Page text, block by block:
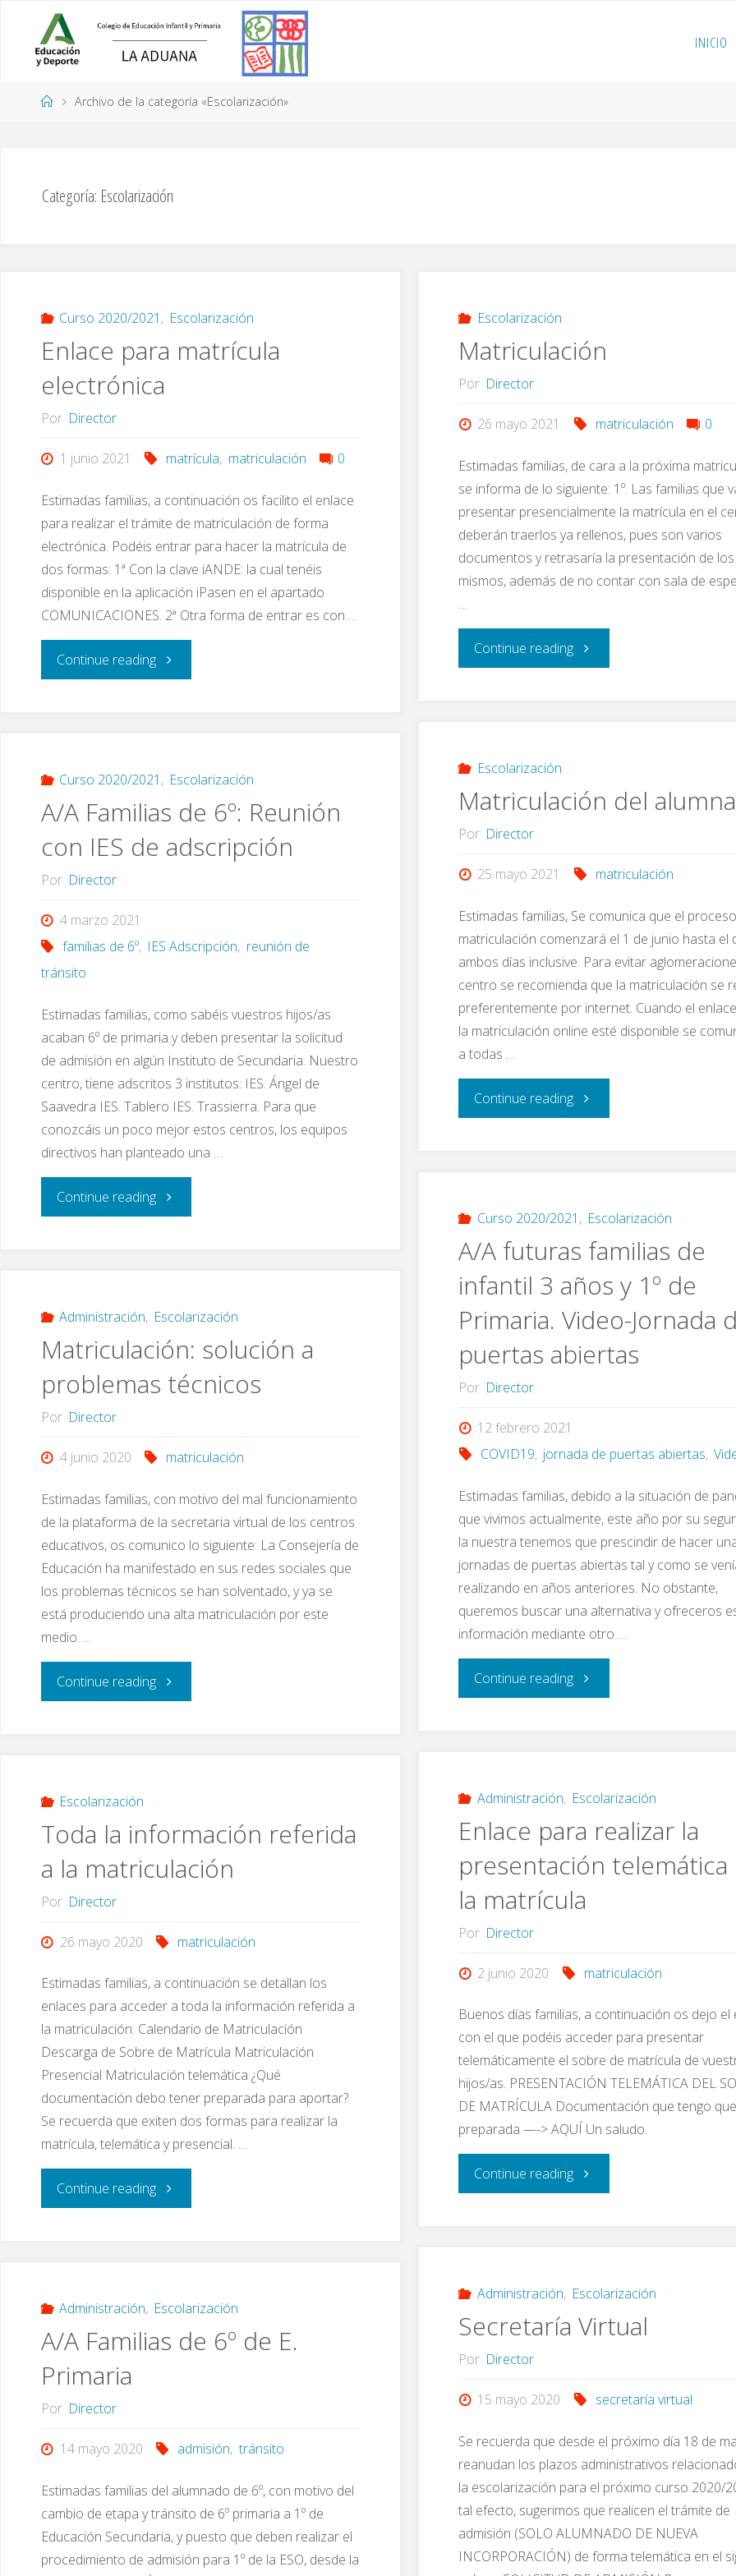
contenido
INICIO
PáginaArchivo de la categoría «Escolarización»
Categoría: Escolarización
Curso 2020/2021 , Escolarización
Enlace para matrícula
electrónica
Por Director
1 junio 2021 matrícula, matriculación 0
Estimadas familias, a continuación os facilito el enlace
para realizar el trámite de matriculación de forma
electrónica. Podéis entrar para hacer la matrícula de
dos formas: 1ª Con la clave iANDE: la cual tenéis
disponible en la aplicación iPasen en el apartado
COMUNICACIONES. 2ª Otra forma de entrar es con …
Continue reading"Enlace
electrónica"
Escolarización
Matriculación
Por Director
26 mayo 2021 matriculación 0
Estimadas familias, de cara a la próxima
se informa de lo siguiente: 1º. Las familias que
presentar presencialmente la matrícula en el
deberán traerlos ya rellenos, pues son varios
documentos y retrasaría la presentación de los
mismos, además de no contar con sala de
…
Continue reading"Matriculación"
Escolarización
Matriculación del
Por Director
25 mayo 2021 matriculación
Estimadas familias, Se comunica que el
matriculación comenzará el 1 de junio hasta el
ambos días inclusive. Para evitar
centro se recomienda que la matriculación se
preferentemente por internet. Cuando el
la matriculación online esté disponible se
a todas …
Continue reading"Matriculación
Curso 2020/2021 , Escolarización
A/A Familias de 6º: Reunión
con IES de adscripción
Por Director
4 marzo 2021
familias de 6º, IES Adscripción, reunión de
tránsito
Estimadas familias, como sabéis vuestros hijos/as
acaban 6º de primaria y deben presentar la solicitud
de admisión en algún Instituto de Secundaria. Nuestro
centro, tiene adscritos 3 institutos: IES. Ángel de
Saavedra IES. Tablero IES. Trassierra. Para que
conozcáis un poco mejor estos centros, los equipos
directivos han planteado una …
Continue reading"A/A
6º:
Reunión
con
Curso 2020/2021 , Escolarización
A/A futuras familias de
infantil 3 años y 1º de
Primaria. Video-Jornada
puertas abiertas
Por Director
12 febrero 2021
COVID19, jornada de puertas abiertas,
Estimadas familias, debido a la situación de
que vivimos actualmente, este año por su
la nuestra tenemos que prescindir de hacer
jornadas de puertas abiertas tal y como se
realizando en años anteriores. No obstante,
queremos buscar una alternativa y ofreceros
información mediante otro …
Continue reading"A/A
de
infantil
3
años
de
Primaria.
Video-
Jornada
de
Administración, Escolarización
Matriculación: solución a
problemas técnicos
Por Director
4 junio 2020 matriculación
Estimadas familias, con motivo del mal funcionamiento
de la plataforma de la secretaria virtual de los centros
educativos, os comunico lo siguiente: La Consejería de
Educación ha manifestado en sus redes sociales que
los problemas técnicos se han solventado, y ya se
está produciendo una alta matriculación por este
medio. …
Continue reading"Matriculación:
técnicos"
Administración, Escolarización
Enlace para realizar la
presentación telemática
la matrícula
Por Director
2 junio 2020 matriculación
Buenos días familias, a continuación os dejo el
con el que podéis acceder para presentar
telemáticamente el sobre de matrícula de
hijos/as. PRESENTACIÓN TELEMÁTICA DEL
DE MATRÍCULA Documentación que tengo
preparada —-> AQUÍ Un saludo.
Continue reading"Enlace
la
presentación
de
la
matrícula"
Escolarización
Toda la información referida
a la matriculación
Por Director
26 mayo 2020 matriculación
Estimadas familias, a continuación se detallan los
enlaces para acceder a toda la información referida a
la matriculación. Calendario de Matriculación
Descarga de Sobre de Matrícula Matriculación
Presencial Matriculación telemática ¿Qué
documentación debo tener preparada para aportar?
Se recuerda que exiten dos formas para realizar la
matrícula, telemática y presencial. …
Continue reading"Toda
referida
a
Administración, Escolarización
Secretaría Virtual
Por Director
15 mayo 2020 secretaría virtual
Se recuerda que desde el próximo día 18 de
reanudan los plazos administrativos
la escolarización para el próximo curso 2020/
tal efecto, sugerimos que realicen el trámite de
admisión (SOLO ALUMNADO DE NUEVA
INCORPORACIÓN) de forma telemática en el
Administración, Escolarización
A/A Familias de 6º de E.
Primaria
Por Director
14 mayo 2020 admisión, tránsito
Estimadas familias del alumnado de 6º, con motivo del
cambio de etapa y tránsito de 6º primaria a 1º de
Educación Secundaria, y puesto que deben realizar el
procedimiento de admisión para 1º de la ESO, desde la